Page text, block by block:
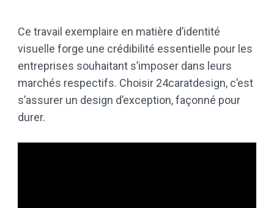
Ce travail exemplaire en matière d’identité
visuelle forge une crédibilité essentielle pour les
entreprises souhaitant s’imposer dans leurs
marchés respectifs. Choisir 24caratdesign, c’est
s’assurer un design d’exception, façonné pour
durer.